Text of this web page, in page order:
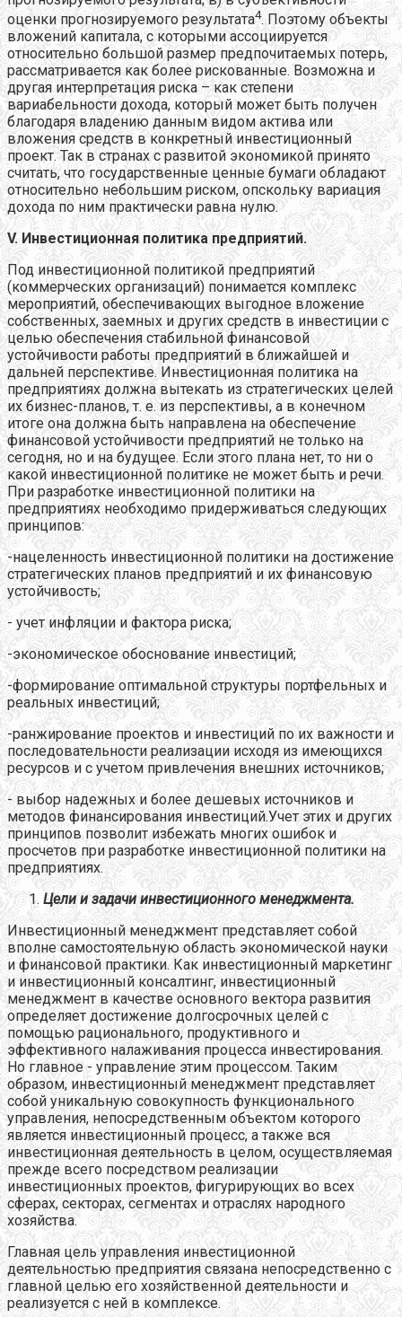
оценки прогнозируемого результата4. Поэтому объекты
вложений капитала, с которыми ассоциируется
относительно большой размер предпочитаемых потерь,
рассматривается как более рискованные. Возможна и
другая интерпретация риска – как степени
вариабельности дохода, который может быть получен
благодаря владению данным видом актива или
вложения средств в конкретный инвестиционный
проект. Так в странах с развитой экономикой принято
считать, что государственные ценные бумаги обладают
относительно небольшим риском, опскольку вариация
дохода по ним практически равна нулю.
V. Инвестиционная политика предприятий.
Под инвестиционной политикой предприятий
(коммерческих организаций) понимается комплекс
мероприятий, обеспечивающих выгодное вложение
собственных, заемных и других средств в инвестиции с
целью обеспечения стабильной финансовой
устойчивости работы предприятий в ближайшей и
дальней перспективе. Инвестиционная политика на
предприятиях должна вытекать из стратегических целей
их бизнес-планов, т. е. из перспективы, а в конечном
итоге она должна быть направлена на обеспечение
финансовой устойчивости предприятий не только на
сегодня, но и на будущее. Если этого плана нет, то ни о
какой инвестиционной политике не может быть и речи.
При разработке инвестиционной политики на
предприятиях необходимо придерживаться следующих
принципов:
-нацеленность инвестиционной политики на достижение
стратегических планов предприятий и их финансовую
устойчивость;
- учет инфляции и фактора риска;
-экономическое обоснование инвестиций;
-формирование оптимальной структуры портфельных и
реальных инвестиций;
-ранжирование проектов и инвестиций по их важности и
последовательности реализации исходя из имеющихся
ресурсов и с учетом привлечения внешних источников;
- выбор надежных и более дешевых источников и
методов финансирования инвестиций.Учет этих и других
принципов позволит избежать многих ошибок и
просчетов при разработке инвестиционной политики на
предприятиях.
Цели и задачи инвестиционного менеджмента.
Инвестиционный менеджмент представляет собой
вполне самостоятельную область экономической науки
и финансовой практики. Как инвестиционный маркетинг
и инвестиционный консалтинг, инвестиционный
менеджмент в качестве основного вектора развития
определяет достижение долгосрочных целей с
помощью рационального, продуктивного и
эффективного налаживания процесса инвестирования.
Но главное - управление этим процессом. Таким
образом, инвестиционный менеджмент представляет
собой уникальную совокупность функционального
управления, непосредственным объектом которого
является инвестиционный процесс, а также вся
инвестиционная деятельность в целом, осуществляемая
прежде всего посредством реализации
инвестиционных проектов, фигурирующих во всех
сферах, секторах, сегментах и отраслях народного
хозяйства.
Главная цель управления инвестиционной
деятельностью предприятия связана непосредственно с
главной целью его хозяйственной деятельности и
реализуется с ней в комплексе.